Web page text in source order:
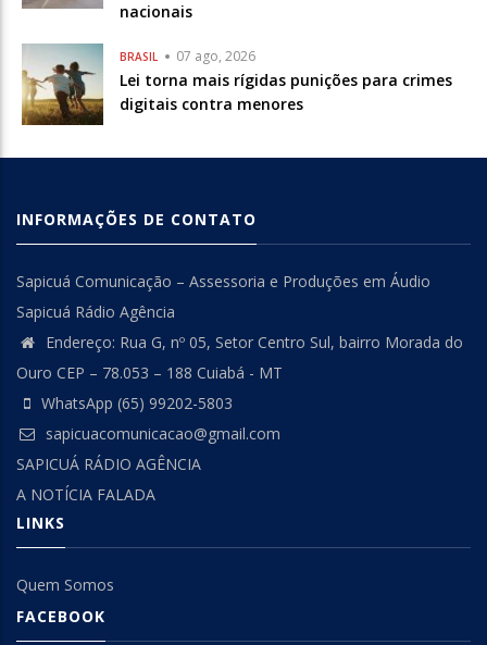
nacionais
BRASIL 07 ago, 2026
Lei torna mais rígidas punições para crimes
digitais contra menores
INFORMAÇÕES DE CONTATO
Sapicuá Comunicação – Assessoria e Produções em Áudio
Sapicuá Rádio Agência
Endereço: Rua G, nº 05, Setor Centro Sul, bairro Morada do
Ouro CEP – 78.053 – 188 Cuiabá - MT
WhatsApp (65) 99202-5803
sapicuacomunicacao@gmail.com
SAPICUÁ RÁDIO AGÊNCIA
A NOTÍCIA FALADA
LINKS
Quem Somos
FACEBOOK